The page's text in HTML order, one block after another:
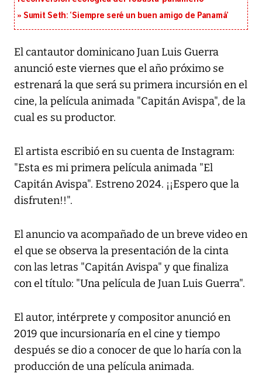
Sumit Seth: ‘Siempre seré un buen amigo de Panamá’
El cantautor dominicano Juan Luis Guerra
anunció este viernes que el año próximo se
estrenará la que será su primera incursión en el
cine, la película animada "Capitán Avispa", de la
cual es su productor.
El artista escribió en su cuenta de Instagram:
"Esta es mi primera película animada "El
Capitán Avispa". Estreno 2024. ¡¡Espero que la
disfruten!!".
El anuncio va acompañado de un breve video en
el que se observa la presentación de la cinta
con las letras "Capitán Avispa" y que finaliza
con el título: "Una película de Juan Luis Guerra".
El autor, intérprete y compositor anunció en
2019 que incursionaría en el cine y tiempo
después se dio a conocer de que lo haría con la
producción de una película animada.